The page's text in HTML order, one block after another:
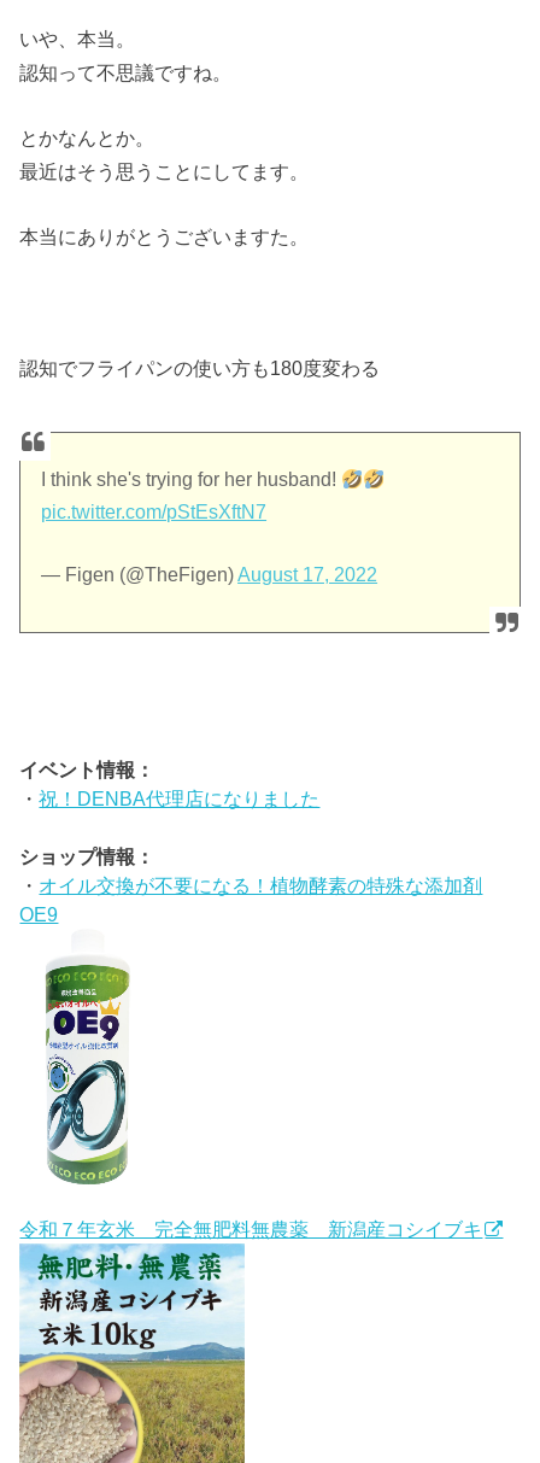
いや、本当。
認知って不思議ですね。
とかなんとか。
最近はそう思うことにしてます。
本当にありがとうございますた。
認知でフライパンの使い方も180度変わる
I think she's trying for her husband!
pic.twitter.com/pStEsXftN7
— Figen (@TheFigen)August 17, 2022
イベント情報：
・祝！DENBA代理店になりました
ショップ情報：
・ オイル交換が不要になる！植物酵素の特殊な添加剤
OE9
令和７年玄米 完全無肥料無農薬 新潟産コシイブキ